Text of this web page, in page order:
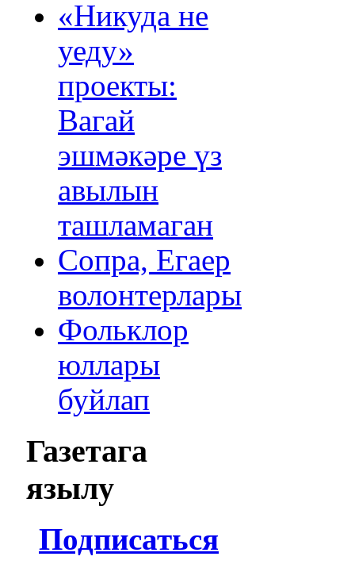
«Никуда не
уеду»
проекты:
Вагай
эшмәкәре үз
авылын
ташламаган
Сопра, Егаер
волонтерлары
Фольклор
юллары
буйлап
Газетага
язылу
Подписаться